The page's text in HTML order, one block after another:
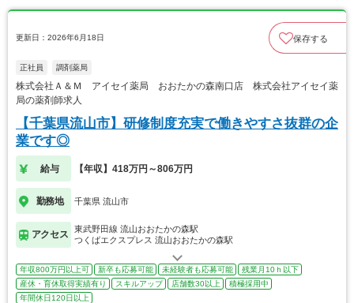
更新日：2026年6月18日 保存する
正社員 調剤薬局
株式会社Ａ＆Ｍ アイセイ薬局 おおたかの森南口店 株式会社アイセイ薬
局の薬剤師求人
【千葉県流山市】研修制度充実で働きやすさ抜群の企
業です◎
給与 【年収】418万円～806万円
勤務地 千葉県 流山市
アクセス
東武野田線 流山おおたかの森駅
つくばエクスプレス 流山おおたかの森駅
年収800万円以上可 新卒も応募可能 未経験者も応募可能
残業月10ｈ以下
産休・育休取得実績有り
スキルアップ 店舗数30以上
積極採用中
年間休日120日以上